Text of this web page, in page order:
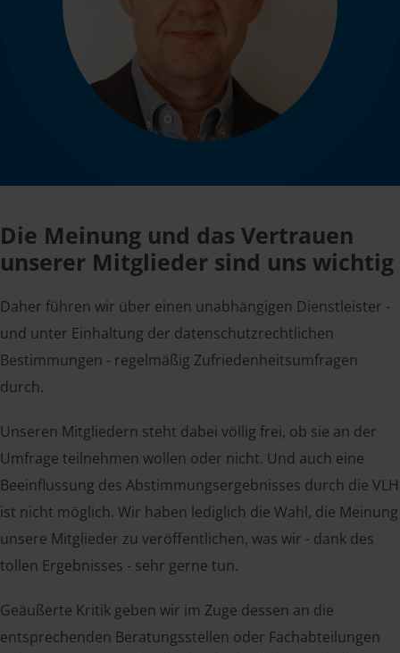
Die Meinung und das Vertrauen
unserer Mitglieder sind uns wichtig
Daher führen wir über einen unabhängigen Dienstleister -
und unter Einhaltung der datenschutzrechtlichen
Bestimmungen - regelmäßig Zufriedenheitsumfragen
durch.
Unseren Mitgliedern steht dabei völlig frei, ob sie an der
Umfrage teilnehmen wollen oder nicht. Und auch eine
Beeinflussung des Abstimmungsergebnisses durch die VLH
ist nicht möglich. Wir haben lediglich die Wahl, die Meinung
unsere Mitglieder zu veröffentlichen, was wir - dank des
tollen Ergebnisses - sehr gerne tun.
Geäußerte Kritik geben wir im Zuge dessen an die
entsprechenden Beratungsstellen oder Fachabteilungen